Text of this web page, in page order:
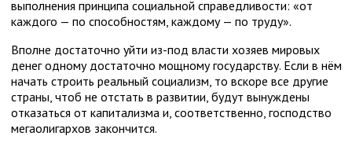
выполнения принципа социальной справедливости: «от
каждого — по способностям, каждому — по труду».
Вполне достаточно уйти из-под власти хозяев мировых
денег одному достаточно мощному государству. Если в нём
начать строить реальный социализм, то вскоре все другие
страны, чтоб не отстать в развитии, будут вынуждены
отказаться от капитализма и, соответственно, господство
мегаолигархов закончится.